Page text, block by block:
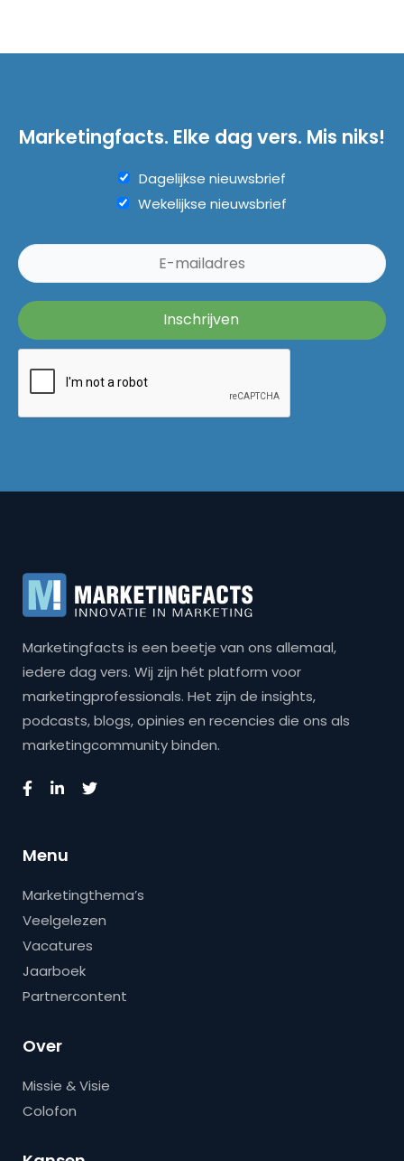
Marketingfacts. Elke dag vers. Mis niks!
Dagelijkse nieuwsbrief
Wekelijkse nieuwsbrief
Marketingfacts is een beetje van ons allemaal,
iedere dag vers. Wij zijn hét platform voor
marketingprofessionals. Het zijn de insights,
podcasts, blogs, opinies en recencies die ons als
marketingcommunity binden.
Menu
Marketingthema’s
Veelgelezen
Vacatures
Jaarboek
Partnercontent
Over
Missie & Visie
Colofon